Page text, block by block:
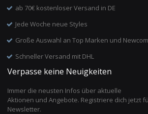
ab 70€ kostenloser Versand in DE
Jede Woche neue Styles
Große Auswahl an Top Marken und
Schneller Versand mit DHL
Verpasse keine Neuigkeiten
Immer die neusten Infos über aktuelle
Aktionen und Angebote. Registriere dich jetzt
Newsletter.